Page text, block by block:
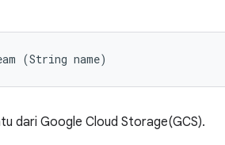
(String name)
dari Google Cloud Storage(GCS).